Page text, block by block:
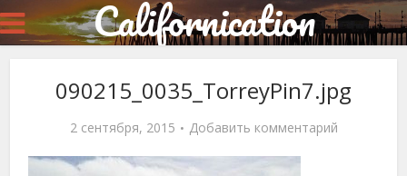
Californication
090215_0035_TorreyPin7.jpg
2 сентября, 2015 Добавить комментарий